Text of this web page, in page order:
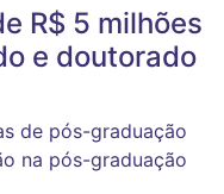
R$ 5 milhões
e doutorado
de pós-graduação
na pós-graduação